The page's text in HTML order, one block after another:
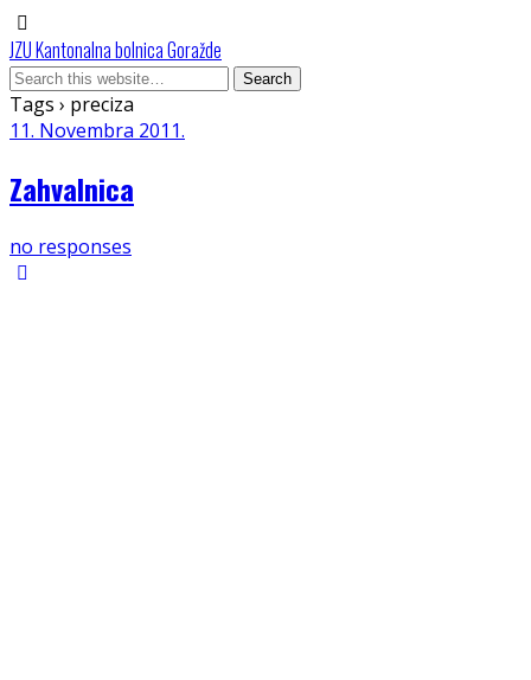
JZU Kantonalna bolnica Goražde
Tags › preciza
11. Novembra 2011.
Zahvalnica
no responses